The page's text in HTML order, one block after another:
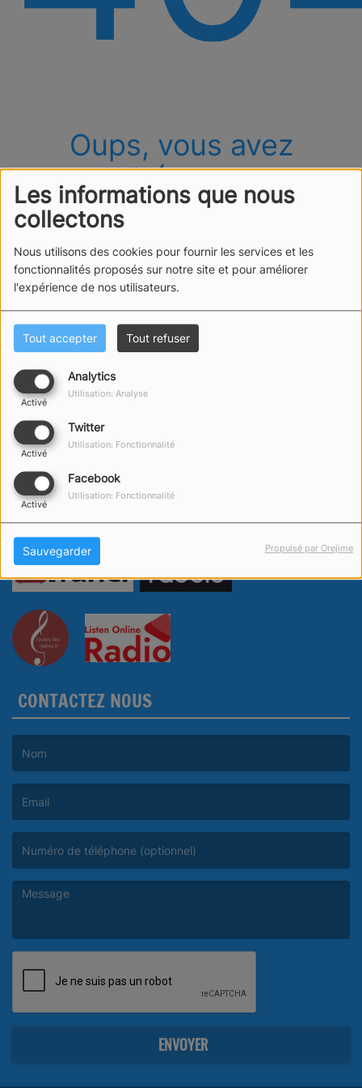
Les informations que nous
collectons
Nous utilisons des cookies pour fournir les services et les
fonctionnalités proposés sur notre site et pour améliorer
l'expérience de nos utilisateurs.
Tout accepter Tout refuser
Analytics
Activé
Utilisation: Analyse
Twitter
Activé
Utilisation: Fonctionnalité
Facebook
Activé
Utilisation: Fonctionnalité
Sauvegarder Propulsé par Orejime
Oups, vous avez
rencontré une erreur.
Il semble que la page que vous recherchez n’existe
CONTACTEZ NOUS
ENVOYER